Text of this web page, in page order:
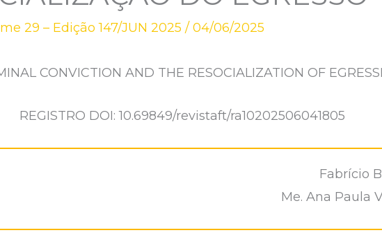
29 – Edição 147/JUN 2025 /04/06/2025
CONVICTION AND THE RESOCIALIZATION OF
REGISTRO DOI: 10.69849/revistaft/ra10202506041805
Fabrício
Me. Ana Paula